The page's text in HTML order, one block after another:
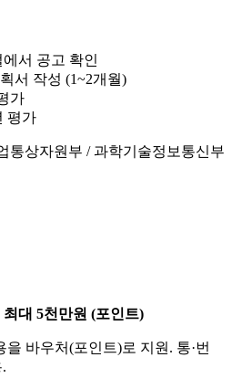
에서 공고 확인
서 작성 (1~2개월)
가
평가
통상자원부 / 과학기술정보통신부
최대 5천만원 (포인트)
바우처(포인트)로 지원. 통·번